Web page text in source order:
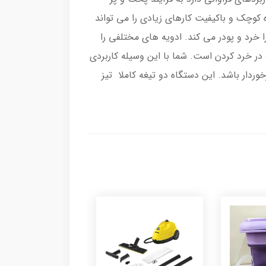
و باکیفیت کارهای زیادی را می تواند
و پودر می کند. ادویه های مختلفی را
در خرد کردن است. شما با این وسیله کاربردی
باشد. این دستگاه دو تیغه کاملا تیز